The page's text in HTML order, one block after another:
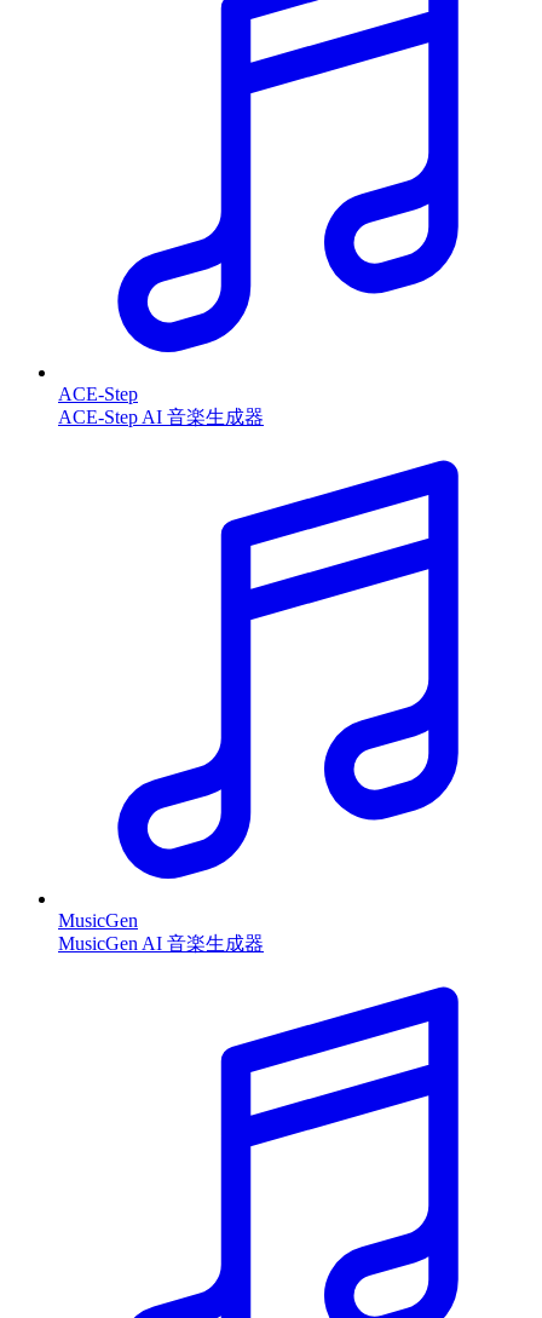
ACE-Step
ACE-Step AI 音楽生成器
MusicGen
MusicGen AI 音楽生成器